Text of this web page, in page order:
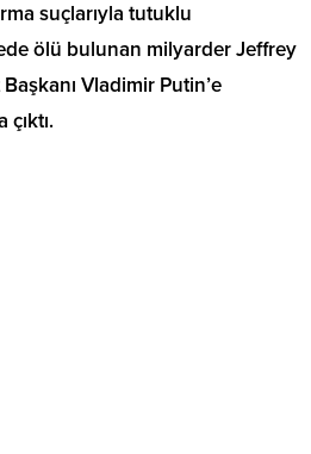
suçlarıyla tutuklu
ölü bulunan milyarder Jeffrey
Vladimir Putin’e
çıktı.